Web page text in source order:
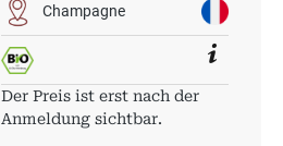
Champagne
Der Preis ist erst nach der
Anmeldung sichtbar.